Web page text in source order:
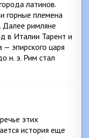
латинов.
горные племена
римляне
в Италии Тарент и
— эпирского царя
н. э. Рим стал
этих
история еще